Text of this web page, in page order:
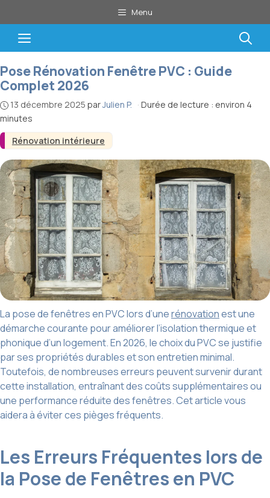
au
contenu
Menu
Menu
Rénovation intérieure
Pose Rénovation Fenêtre PVC : Guide
Complet 2026
13 décembre 2025 parJulien P. · Durée de lecture : environ 4
minutes
La pose de fenêtres en PVC lors d’unerénovationest une
démarche courante pour améliorer l’isolation thermique et
phonique d’un logement. En 2026, le choix du PVC se justifie
par ses propriétés durables et son entretien minimal.
Toutefois, de nombreuses erreurs peuvent survenir durant
cette installation, entraînant des coûts supplémentaires ou
une performance réduite des fenêtres. Cet article vous
aidera à éviter ces pièges fréquents.
Les Erreurs Fréquentes lors de
la Pose de Fenêtres en PVC